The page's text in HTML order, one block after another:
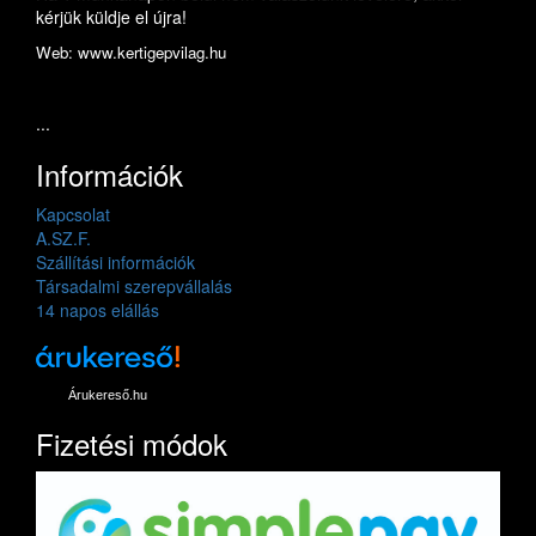
kérjük küldje el újra!
Web: www.kertigepvilag.hu
...
Információk
Kapcsolat
A.SZ.F.
Szállítási információk
Társadalmi szerepvállalás
14 napos elállás
Árukereső.hu
Fizetési módok